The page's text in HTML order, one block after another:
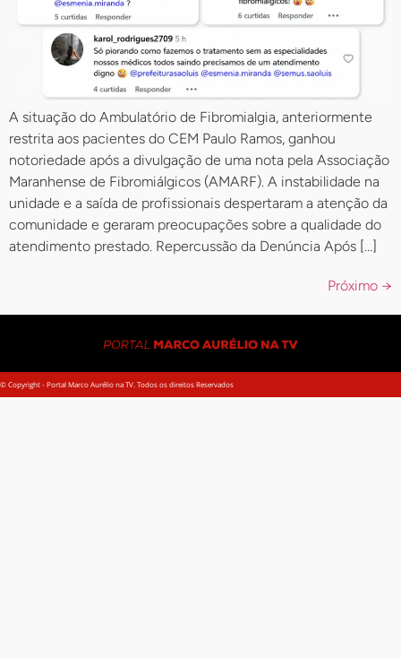
A situação do Ambulatório de Fibromialgia, anteriormente
restrita aos pacientes do CEM Paulo Ramos, ganhou
notoriedade após a divulgação de uma nota pela Associação
Maranhense de Fibromiálgicos (AMARF). A instabilidade na
unidade e a saída de profissionais despertaram a atenção da
comunidade e geraram preocupações sobre a qualidade do
atendimento prestado. Repercussão da Denúncia Após […]
Próximo →
© Copyright - Portal Marco Aurélio na TV. Todos os direitos Reservados